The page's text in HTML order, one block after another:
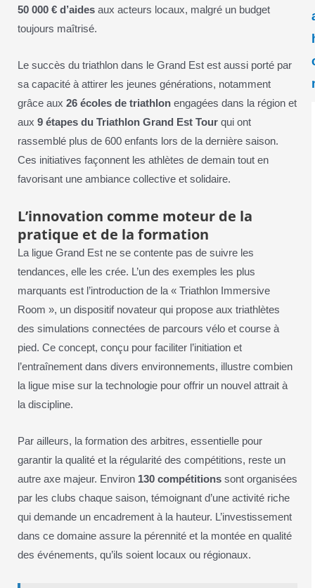
50 000 € d’aidesaux acteurs locaux, malgré un budget
toujours maîtrisé.
Le succès du triathlon dans le Grand Est est aussi porté par
sa capacité à attirer les jeunes générations, notamment
grâce aux 26 écoles de triathlonengagées dans la région et
aux 9 étapes du Triathlon Grand Est Tourqui ont
rassemblé plus de 600 enfants lors de la dernière saison.
Ces initiatives façonnent les athlètes de demain tout en
favorisant une ambiance collective et solidaire.
L’innovation comme moteur de la
pratique et de la formation
La ligue Grand Est ne se contente pas de suivre les
tendances, elle les crée. L’un des exemples les plus
marquants est l’introduction de la « Triathlon Immersive
Room », un dispositif novateur qui propose aux triathlètes
des simulations connectées de parcours vélo et course à
pied. Ce concept, conçu pour faciliter l’initiation et
l’entraînement dans divers environnements, illustre combien
la ligue mise sur la technologie pour offrir un nouvel attrait à
la discipline.
Par ailleurs, la formation des arbitres, essentielle pour
garantir la qualité et la régularité des compétitions, reste un
autre axe majeur. Environ 130 compétitionssont organisées
par les clubs chaque saison, témoignant d’une activité riche
qui demande un encadrement à la hauteur. L’investissement
dans ce domaine assure la pérennité et la montée en qualité
des événements, qu’ils soient locaux ou régionaux.